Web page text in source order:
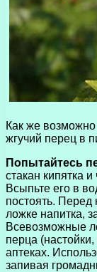
Как же
жгучий перец в
Попытайтесь
стакан кипятка
Всыпьте его в
постоять.
ложке напитка,
Всевозможные
перца
аптеках.
запивая